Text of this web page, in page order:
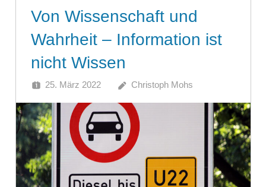
Von Wissenschaft und
Wahrheit – Information ist
nicht Wissen
25. März 2022 Christoph Mohs